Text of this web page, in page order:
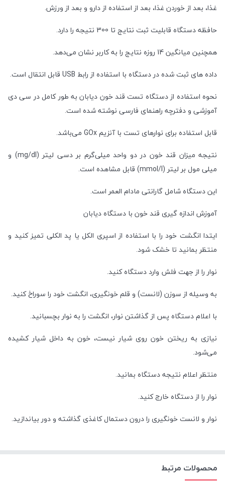
غذا، بعد از خوردن غذا، بعد از استفاده از دارو و بعد از ورزش.
حافظه دستگاه قابلیت ثبت نتایج تا 300 نتیجه را دارد.
همچنین میانگین 14 روزه نتایج را به کاربر نشان می‌دهد.
داده های ثبت شده در دستگاه با استفاده از رابط USB قابل انتقال است.
نحوه استفاده از دستگاه تست قند خون دیابان به طور کامل در سی دی
آموزشی و دفترچه راهنمای فارسی نوشته شده است.
قابل استفاده برای نوارهای تست با آنزیم GOx می‌باشد.
نتیجه میزان قند خون در دو واحد میلی‌گرم بر دسی لیتر (mg/dl) و
میلی مول بر لیتر (mmol/l) قابل مشاهده است.
این دستگاه شامل گارانتی مادام العمر است.
آموزش اندازه گیری قند خون با دستگاه دیابان
ایتدا انگشت خود را با استفاده از اسپری الکل یا پد الکلی تمیز کنید و
منتظر بمانید تا خشک شود.
نوار را از جهت فلش وارد دستگاه کنید.
به وسیله از سوزن (لانست) و قلم خونگیری، انگشت خود را سوراخ کنید.
با اعلام دستگاه پس از گذاشتن نوار، انگشت را به نوار بچسبانید.
نیازی به ریختن خون روی شیار نیست، خون به داخل شیار کشیده
می‌شود.
منتظر اعلام نتیجه دستگاه بمانید.
نوار را از دستگاه خارج کنید.
نوار و لانست خونگیری را درون دستمال کاغذی گذاشته و دور بیاندازید.
محصولات مرتبط